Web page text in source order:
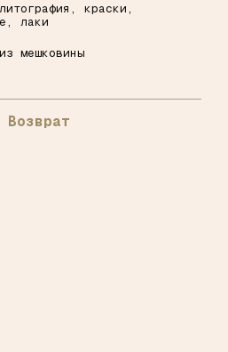
краски,
лаки
мешковины
Возврат